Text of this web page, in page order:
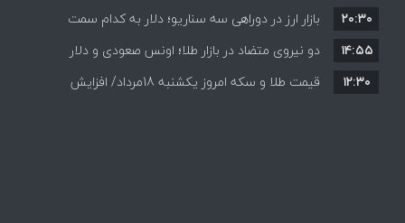
طلا؟
بازار ارز در دوراهی سه سناریو؛ دلار به کدام سمت
می‌رود؟
۲۰:۳۰
دو نیروی متضاد در بازار طلا؛ اونس صعودی و دلار
نزولی
۱۴:۵۵
قیمت طلا و سکه امروز یکشنبه 18مرداد/ افزایش
۱۲:۳۰